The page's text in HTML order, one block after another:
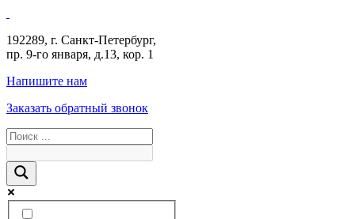
192289, г. Санкт-Петербург,
пр. 9-го января, д.13, кор. 1
Напишите нам
Заказать обратный звонок